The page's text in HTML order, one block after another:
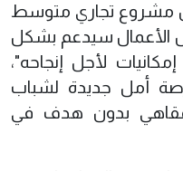
مشروع تجاري متوسط
الأعمال سيدعم بشكل
لأجل إنجاحه"،
أمل جديدة لشباب
بدون هدف في